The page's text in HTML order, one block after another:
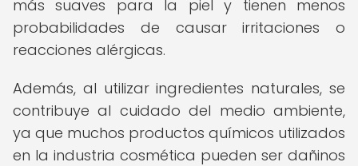
más suaves para la piel y tienen menos
probabilidades de causar irritaciones o
reacciones alérgicas.
Además, al utilizar ingredientes naturales, se
contribuye al cuidado del medio ambiente,
ya que muchos productos químicos utilizados
en la industria cosmética pueden ser dañinos